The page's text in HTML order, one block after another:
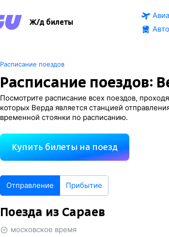
Ж/д билеты
Расписание поездов
Расписание поездов:
Посмотрите расписание всех поездов,
которых Верда является станцией
временной стоянки по расписанию.
Купить билеты на поезд
Отправление Прибытие
Поезда из Сараев
московское время